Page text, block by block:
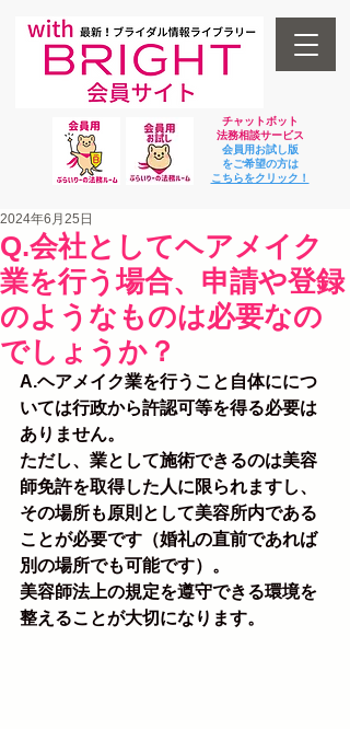
チャットボット
法務相談サービス
会員用お試し版
をご希望の方は
​こちらをクリック！
Q.会社としてヘアメイク
業を行う場合、申請や登録
のようなものは必要なの
でしょうか？
2024年6月25日
A.ヘアメイク業を行うこと自体ににつ
いては行政から許認可等を得る必要は
ありません。
ただし、業として施術できるのは美容
師免許を取得した人に限られますし、
その場所も原則として美容所内である
ことが必要です（婚礼の直前であれば
別の場所でも可能です）。
美容師法上の規定を遵守できる環境を
整えることが大切になります。